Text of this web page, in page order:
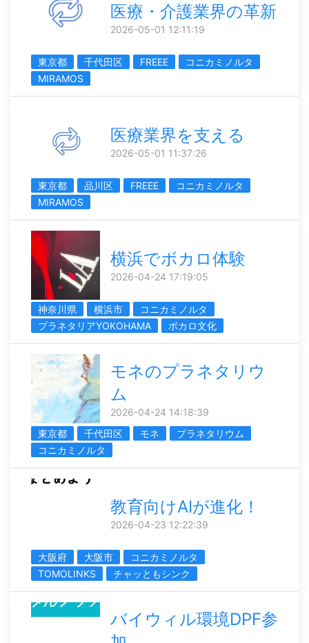
医療・介護業界の革新
2026-05-01 12:11:19
東京都 千代田区 FREEE
コニカミノルタ
MIRAMOS
医療業界を支える
2026-05-01 11:37:26
東京都 品川区 FREEE
コニカミノルタ
MIRAMOS
横浜でボカロ体験
2026-04-24 17:19:05
神奈川県 横浜市
コニカミノルタ
プラネタリアYOKOHAMA
ボカロ文化
モネのプラネタリウ
ム
2026-04-24 14:18:39
東京都
千代田区 モネ
プラネタリウム
コニカミノルタ
教育向けAIが進化！
2026-04-23 12:22:39
大阪府 大阪市
コニカミノルタ
TOMOLINKS
チャッともシンク
バイウィル環境DPF参